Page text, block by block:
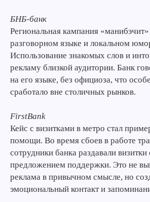
БНБ-банк
Региональная кампания «манибэчит»
разговорном языке и локальном
Использование знакомых слов и
рекламу близкой аудитории. Банк
на его языке, без официоза, что
сработало вне столичных рынков.
FirstBank
Кейс с визитками в метро стал
помощи. Во время сбоев в работе
сотрудники банка раздавали визитки
предложением поддержки. Это не
реклама в привычном смысле, но
эмоциональный контакт и